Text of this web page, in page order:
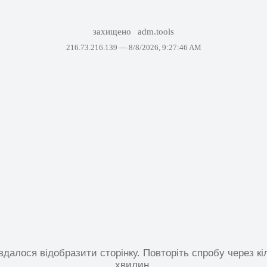
захищено adm.tools
216.73.216.139 — 8/8/2026, 9:27:46 AM
відобразити сторінку. Повторіть спробу через